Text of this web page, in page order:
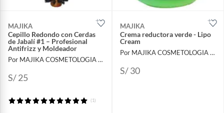
MAJIKA
Cepillo Redondo con Cerdas
de Jabalí #1 – Profesional
Antifrizz y Moldeador
Por MAJIKA COSMETOLOGIA INTERNACIONAL
S/ 25
(1)
MAJIKA
Crema reductora verde - Lipo
Cream
Por MAJIKA COSMETOLOGIA INTERNACIONAL
S/ 30